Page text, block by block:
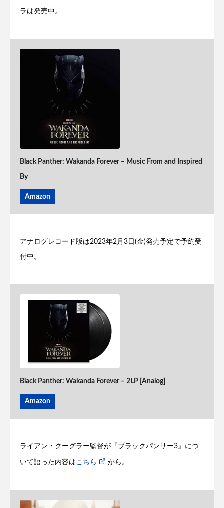
ラは発売中。
Black Panther: Wakanda Forever – Music From and Inspired
By
Amazon
アナログレコード版は2023年2月3日(金)発売予定で予約受
付中。
Black Panther: Wakanda Forever – 2LP [Analog]
Amazon
ライアン・クーグラー監督が『ブラックパンサー3』につ
いて語った内容は こちら から。